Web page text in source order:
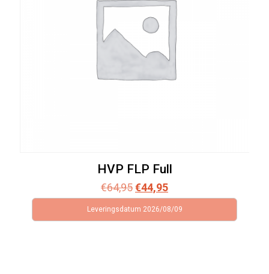
HVP FLP Full
€64,95Oorspronkelijke
prijs
€44,95Huidige
prijs
is:
Leveringsdatum 2026/08/09